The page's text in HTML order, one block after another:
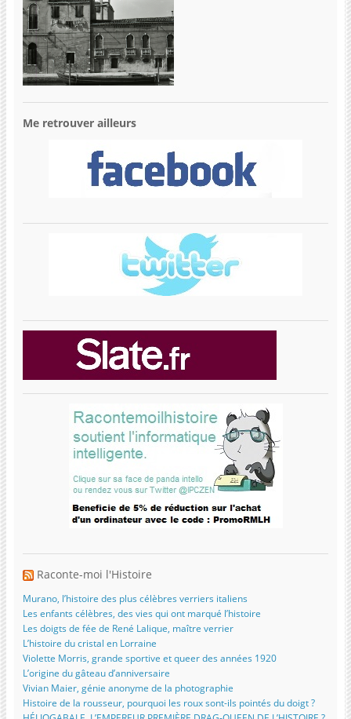
Me retrouver ailleurs
Raconte-moi l'Histoire
Murano, l’histoire des plus célèbres verriers italiens
Les enfants célèbres, des vies qui ont marqué l’histoire
Les doigts de fée de René Lalique, maître verrier
L’histoire du cristal en Lorraine
Violette Morris, grande sportive et queer des années 1920
L’origine du gâteau d’anniversaire
Vivian Maier, génie anonyme de la photographie
Histoire de la rousseur, pourquoi les roux sont-ils pointés du doigt ?